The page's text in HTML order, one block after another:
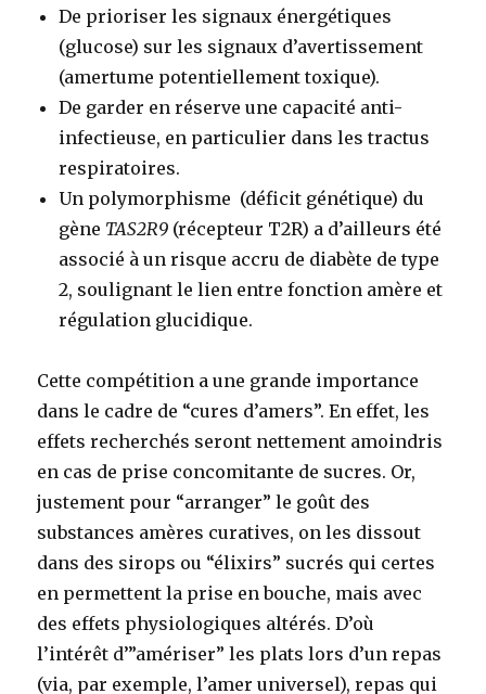
De prioriser les signaux énergétiques
(glucose) sur les signaux d’avertissement
(amertume potentiellement toxique).
De garder en réserve une capacité anti-
infectieuse, en particulier dans les tractus
respiratoires.
Un polymorphisme (déficit génétique) du
gène TAS2R9 (récepteur T2R) a d’ailleurs été
associé à un risque accru de diabète de type
2, soulignant le lien entre fonction amère et
régulation glucidique.
Cette compétition a une grande importance
dans le cadre de “cures d’amers”. En effet, les
effets recherchés seront nettement amoindris
en cas de prise concomitante de sucres. Or,
justement pour “arranger” le goût des
substances amères curatives, on les dissout
dans des sirops ou “élixirs” sucrés qui certes
en permettent la prise en bouche, mais avec
des effets physiologiques altérés. D’où
l’intérêt d’”amériser” les plats lors d’un repas
(via, par exemple, l’amer universel), repas qui